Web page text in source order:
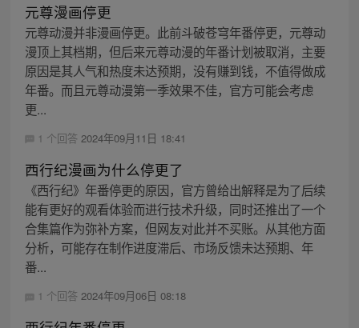
元尊漫画停更
元尊动漫并非漫画停更。此前斗破苍穹年番停更，元尊动
漫顶上其档期，但后来元尊动漫的年番计划被取消，主要
原因是其人气和热度未达预期，没有赚到钱，不值得做成
年番。而且元尊动漫第一季效果不佳，官方可能会考虑
更...
1 个回答 2024年09月11日 18:41
西行纪漫画为什么停更了
《西行纪》年番停更的原因，官方曾给出解释是为了后续
能有更好的观看体验而进行技术升级，同时还推出了一个
合集篇作为弥补方案，但网友对此并不买账。从其他方面
分析，可能存在制作进度滞后、市场反馈未达预期、年
番...
1 个回答 2024年09月06日 08:18